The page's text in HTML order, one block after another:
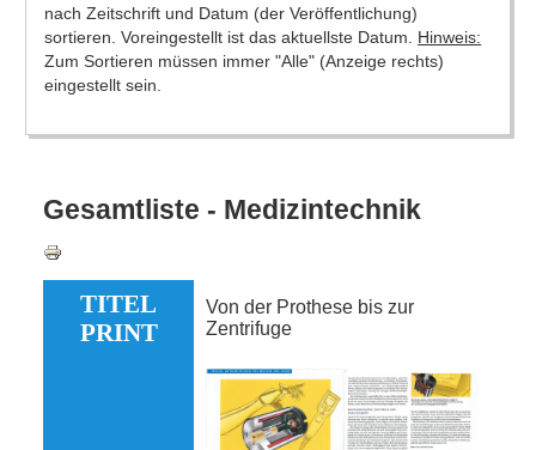
nach Zeitschrift und Datum (der Veröffentlichung)
sortieren. Voreingestellt ist das aktuellste Datum. Hinweis:
Zum Sortieren müssen immer "Alle" (Anzeige rechts)
eingestellt sein.
Gesamtliste - Medizintechnik
TITEL
PRINT
Von der Prothese bis zur
Zentrifuge